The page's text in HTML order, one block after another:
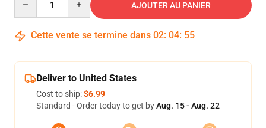
AJOUTER AU PANIER
Cette vente se termine dans 02: 04: 54
Deliver to United States
Cost to ship:$6.99
Standard - Order today to get byAug. 15 - Aug. 22